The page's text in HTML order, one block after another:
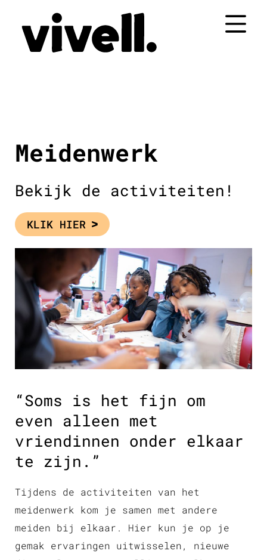
inhoud
springen
Meidenwerk
Bekijk de activiteiten!
KLIK HIER
“Soms is het fijn om
even alleen met
vriendinnen onder elkaar
te zijn.”
Tijdens de activiteiten van het
meidenwerk kom je samen met andere
meiden bij elkaar. Hier kun je op je
gemak ervaringen uitwisselen, nieuwe